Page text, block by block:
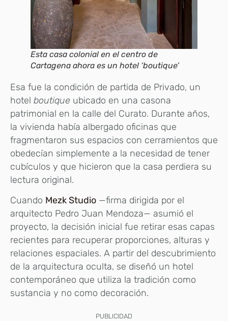
Esta casa colonial en el centro de
Cartagena ahora es un hotel ‘boutique’
Esa fue la condición de partida de Privado, un
hotel boutique ubicado en una casona
patrimonial en la calle del Curato. Durante años,
la vivienda había albergado oficinas que
fragmentaron sus espacios con cerramientos que
obedecían simplemente a la necesidad de tener
cubículos y que hicieron que la casa perdiera su
lectura original.
Cuando Mezk Studio —firma dirigida por el
arquitecto Pedro Juan Mendoza— asumió el
proyecto, la decisión inicial fue retirar esas capas
recientes para recuperar proporciones, alturas y
relaciones espaciales. A partir del descubrimiento
de la arquitectura oculta, se diseñó un hotel
contemporáneo que utiliza la tradición como
sustancia y no como decoración.
PUBLICIDAD